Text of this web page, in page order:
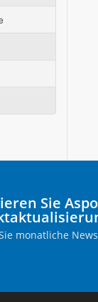
Sie
monatliche